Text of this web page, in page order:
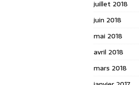
juillet 2018
juin 2018
mai 2018
avril 2018
mars 2018